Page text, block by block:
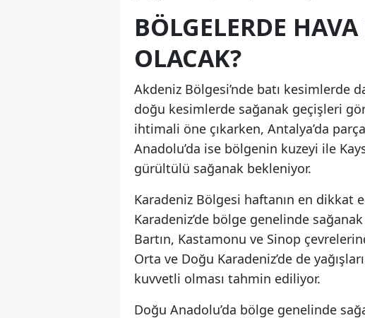
BÖLGELERDE
OLACAK?
Akdeniz Bölgesi’nde batı kesimlerde
doğu kesimlerde sağanak geçişleri
ihtimali öne çıkarken, Antalya’da
Anadolu’da ise bölgenin kuzeyi ile
gürültülü sağanak bekleniyor.
Karadeniz Bölgesi haftanın en dikkat
Karadeniz’de bölge genelinde
Bartın, Kastamonu ve Sinop
Orta ve Doğu Karadeniz’de de
kuvvetli olması tahmin ediliyor.
Doğu Anadolu’da bölge genelinde